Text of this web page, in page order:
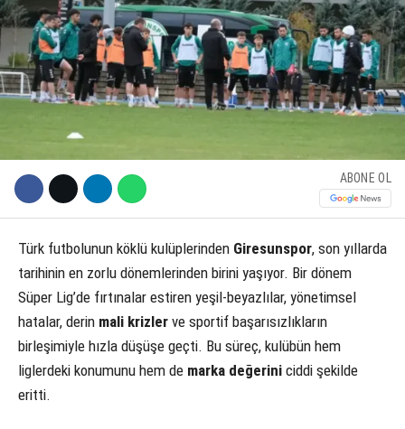
Facebook
Instagram
ABONE OL
Türk futbolunun köklü kulüplerinden Giresunspor, son yıllarda
tarihinin en zorlu dönemlerinden birini yaşıyor. Bir dönem
Süper Lig’de fırtınalar estiren yeşil-beyazlılar, yönetimsel
hatalar, derin mali krizler ve sportif başarısızlıkların
birleşimiyle hızla düşüşe geçti. Bu süreç, kulübün hem
liglerdeki konumunu hem de marka değerini ciddi şekilde
eritti.